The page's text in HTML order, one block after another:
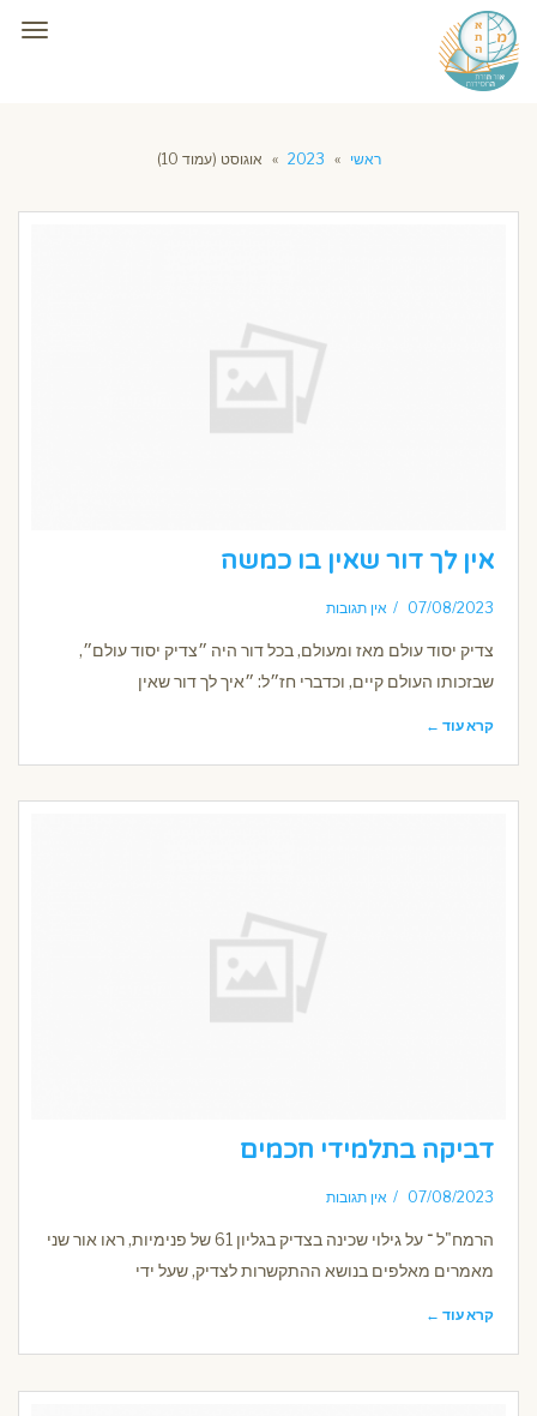
ראשי »
2023
» אוגוסט (עמוד 10)
אין לך דור שאין בו כמשה
07/08/2023 אין תגובות
צדיק יסוד עולם מאז ומעולם, בכל דור היה ״צדיק יסוד עולם״,
שבזכותו העולם קיים, וכדברי חז״ל: ״איך לך דור שאין
קרא עוד ←
דביקה בתלמידי חכמים
07/08/2023 אין תגובות
הרמח"ל ־ על גילוי שכינה בצדיק בגליון 61 של פנימיות, ראו אור שני
מאמרים מאלפים בנושא ההתקשרות לצדיק, שעל ידי
קרא עוד ←